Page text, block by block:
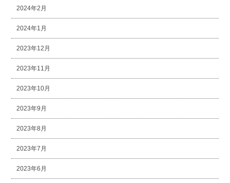
2024年2月
2024年1月
2023年12月
2023年11月
2023年10月
2023年9月
2023年8月
2023年7月
2023年6月